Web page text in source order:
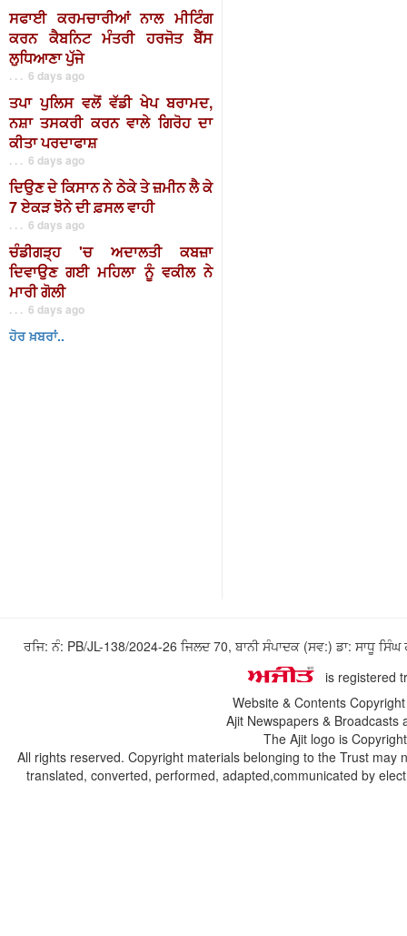
ਸਫਾਈ ਕਰਮਚਾਰੀਆਂ ਨਾਲ ਮੀਟਿੰਗ
ਕਰਨ ਕੈਬਨਿਟ ਮੰਤਰੀ ਹਰਜੋਤ ਬੈਂਸ
ਲੁਧਿਆਣਾ ਪੁੱਜੇ
. . . 6 days ago
ਤਪਾ ਪੁਲਿਸ ਵਲੋਂ ਵੱਡੀ ਖੇਪ ਬਰਾਮਦ,
ਨਸ਼ਾ ਤਸਕਰੀ ਕਰਨ ਵਾਲੇ ਗਿਰੋਹ ਦਾ
ਕੀਤਾ ਪਰਦਾਫਾਸ਼
. . . 6 days ago
ਦਿਉਣ ਦੇ ਕਿਸਾਨ ਨੇ ਠੇਕੇ ਤੇ ਜ਼ਮੀਨ ਲੈ ਕੇ
7 ਏਕੜ ਝੋਨੇ ਦੀ ਫ਼ਸਲ ਵਾਹੀ
. . . 6 days ago
ਚੰਡੀਗੜ੍ਹ 'ਚ ਅਦਾਲਤੀ ਕਬਜ਼ਾ
ਦਿਵਾਉਣ ਗਈ ਮਹਿਲਾ ਨੂੰ ਵਕੀਲ ਨੇ
ਮਾਰੀ ਗੋਲੀ
. . . 6 days ago
ਹੋਰ ਖ਼ਬਰਾਂ..
ਰਜਿ: ਨੰ: PB/JL-138/2024-26 ਜਿਲਦ 70, ਬਾਨੀ ਸੰਪਾਦਕ (ਸਵ:) ਡਾ: ਸਾਧੂ
is registered
Website & Contents
Ajit Newspapers &
The Ajit logo is
All rights reserved. Copyright materials belonging to the Trust
translated, converted, performed, adapted,communicated by